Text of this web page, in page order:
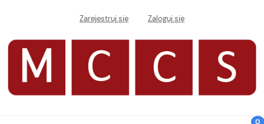
Zarejestruj się Zaloguj się